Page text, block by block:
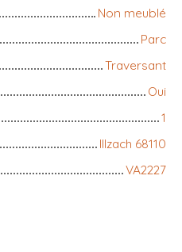
Non meublé
Parc
Traversant
Oui
1
Illzach 68110
VA2227